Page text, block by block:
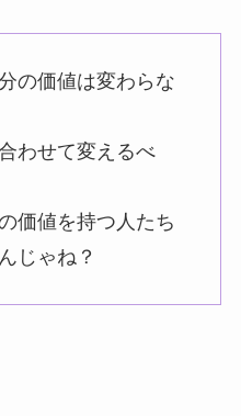
の価値は変わらな
わせて変えるべ
価値を持つ人たち
じゃね？